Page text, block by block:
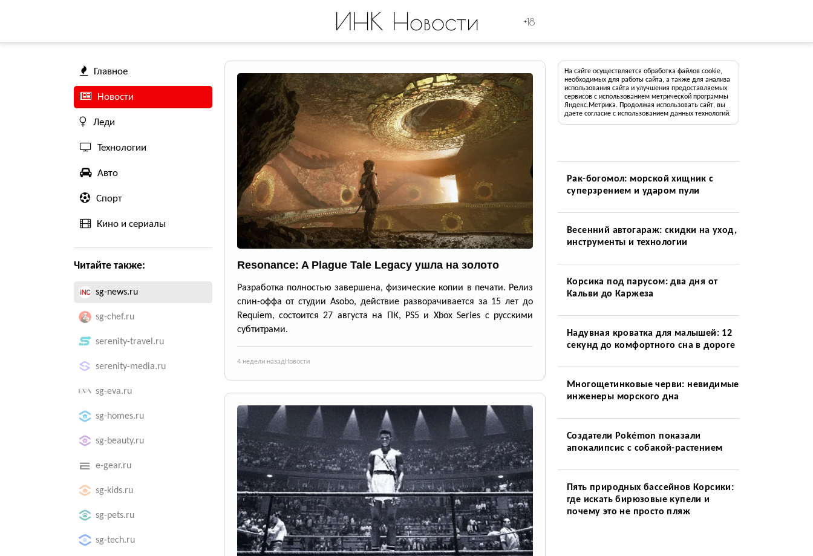
ИНК Новости +18
Главное
Новости
Леди
Технологии
Авто
Спорт
Кино и сериалы
Читайте также:
sg-news.ru
sg-chef.ru
serenity-travel.ru
serenity-media.ru
sg-eva.ru
sg-homes.ru
sg-beauty.ru
e-gear.ru
sg-kids.ru
sg-pets.ru
sg-tech.ru
Resonance: A Plague Tale Legacy ушла на золото
Разработка полностью завершена, физические копии в печати. Релиз
спин-оффа от студии Asobo, действие разворачивается за 15 лет до
Requiem, состоится 27 августа на ПК, PS5 и Xbox Series с русскими
субтитрами.
4 недели назадНовости
На сайте осуществляется обработка файлов cookie,
необходимых для работы сайта, а также для анализа
использования сайта и улучшения предоставляемых
сервисов с использованием метрической программы
Яндекс.Метрика. Продолжая использовать сайт, вы
даете согласие с использованием данных технологий.
Рак-богомол: морской хищник с
суперзрением и ударом пули
Весенний автогараж: скидки на уход,
инструменты и технологии
Корсика под парусом: два дня от
Кальви до Каржеза
Надувная кроватка для малышей: 12
секунд до комфортного сна в дороге
Многощетинковые черви: невидимые
инженеры морского дна
Создатели Pokémon показали
апокалипсис с собакой-растением
Пять природных бассейнов Корсики:
где искать бирюзовые купели и
почему это не просто пляж